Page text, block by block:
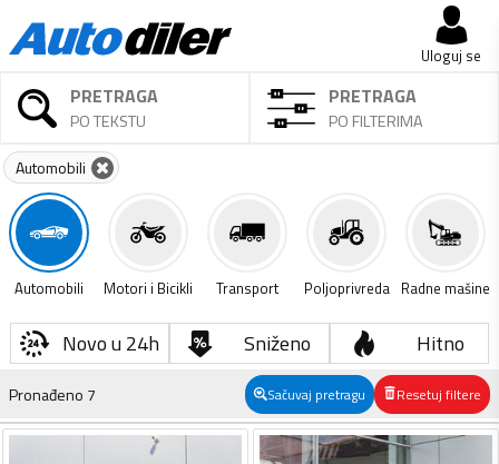
Uloguj se
PRETRAGA
PO TEKSTU
PRETRAGA
PO FILTERIMA
Automobili
Automobili Motori i Bicikli Transport Poljoprivreda Radne mašine
Novo u 24h Sniženo Hitno
Pronađeno 7 Sačuvaj pretragu Resetuj filtere